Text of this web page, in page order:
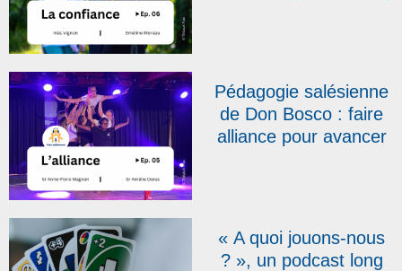
Pédagogie salésienne
de Don Bosco : faire
alliance pour avancer
« A quoi jouons-nous
? », un podcast long